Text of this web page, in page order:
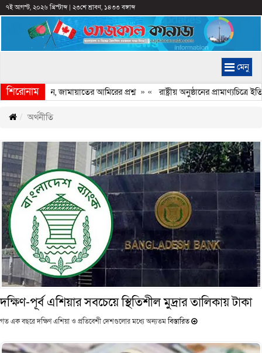
৭ই আগস্ট, ২০২৬ খ্রিস্টাব্দ| ২৩শে শ্রাবণ, ১৪৩৩ বঙ্গাব্দ
মেনু
শিরোনাম
কেন, জামায়াতের আমিরের প্রশ্ন» «রাষ্ট্রীয় অনুষ্ঠানের প্রামাণ্যচিত্রে
অর্থনীতি
দক্ষিণ-পূর্ব এশিয়ার সবচেয়ে স্থিতিশীল মুদ্রার তালিকায় টাকা
গত এক বছরে দক্ষিণ এশিয়া ও প্রতিবেশী দেশগুলোর মধ্যে অন্যতমবিস্তারিত